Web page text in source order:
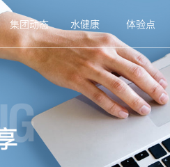
集团动态 水健康 体验点